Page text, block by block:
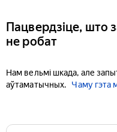
Пацвердзіце, што
не робат
Нам вельмі шкада, але
аўтаматычных.
Чаму гэта